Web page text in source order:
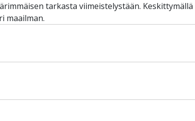
tarkasta viimeistelystään.
maailman.